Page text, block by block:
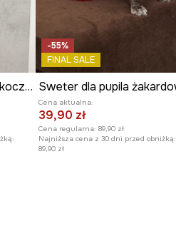
Sweter dla pupila z warkoczowym splotem
-55%
FINAL SALE
Cena aktualna:
39,90 zł
Cena regularna: 89,90 zł
Najniższa cena z 30 dni przed obniżką:
89,90 zł